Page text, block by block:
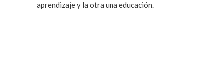
aprendizaje y la otra una educación.